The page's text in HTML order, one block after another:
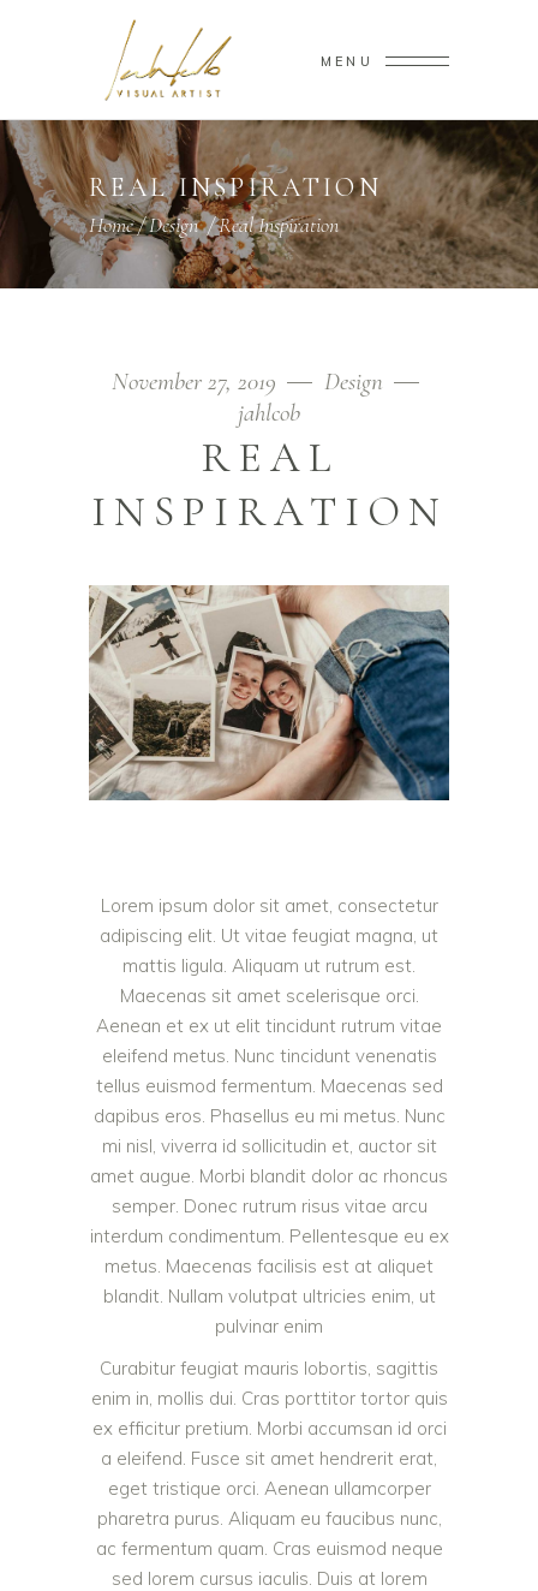
MENU
REAL INSPIRATION
Home/Design/Real Inspiration
November 27, 2019
Design
jahlcob
REAL
INSPIRATION
Lorem ipsum dolor sit amet, consectetur
adipiscing elit. Ut vitae feugiat magna, ut
mattis ligula. Aliquam ut rutrum est.
Maecenas sit amet scelerisque orci.
Aenean et ex ut elit tincidunt rutrum vitae
eleifend metus. Nunc tincidunt venenatis
tellus euismod fermentum. Maecenas sed
dapibus eros. Phasellus eu mi metus. Nunc
mi nisl, viverra id sollicitudin et, auctor sit
amet augue. Morbi blandit dolor ac rhoncus
semper. Donec rutrum risus vitae arcu
interdum condimentum. Pellentesque eu ex
metus. Maecenas facilisis est at aliquet
blandit. Nullam volutpat ultricies enim, ut
pulvinar enim
Curabitur feugiat mauris lobortis, sagittis
enim in, mollis dui. Cras porttitor tortor quis
ex efficitur pretium. Morbi accumsan id orci
a eleifend. Fusce sit amet hendrerit erat,
eget tristique orci. Aenean ullamcorper
pharetra purus. Aliquam eu faucibus nunc,
ac fermentum quam. Cras euismod neque
sed lorem cursus iaculis. Duis at lorem